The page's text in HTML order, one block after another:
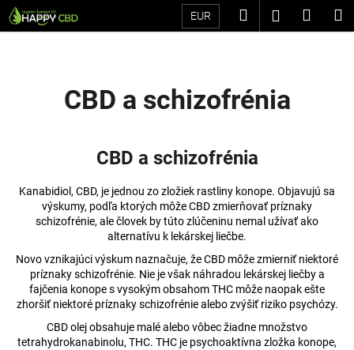
Prejsť
na
EUR Hľadať
CBD a schizofrénia
CBD a schizofrénia
Kanabidiol, CBD, je jednou zo zložiek rastliny konope. Objavujú sa
výskumy, podľa ktorých môže CBD zmierňovať príznaky
schizofrénie, ale človek by túto zlúčeninu nemal užívať ako
alternatívu k lekárskej liečbe.
Novo vznikajúci výskum naznačuje, že CBD môže zmierniť niektoré
príznaky schizofrénie. Nie je však náhradou lekárskej liečby a
fajčenia konope s vysokým obsahom THC môže naopak ešte
zhoršiť niektoré príznaky schizofrénie alebo zvýšiť riziko psychózy.
CBD olej obsahuje malé alebo vôbec žiadne množstvo
tetrahydrokanabinolu, THC. THC je psychoaktívna zložka konope,
K
o
r
u
t
e